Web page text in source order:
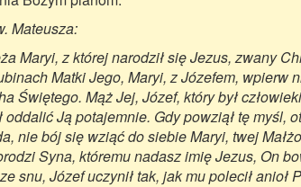
Mateusza:
Maryi, z której narodził się Jezus, zwany
Matki Jego, Maryi, z Józefem, wpierw
Świętego. Mąż Jej, Józef, który był
Ją potajemnie. Gdy powziął tę myśl,
nie bój się wziąć do siebie Maryi, twej
Syna, któremu nadasz imię Jezus, On
snu, Józef uczynił tak, jak mu polecił anioł